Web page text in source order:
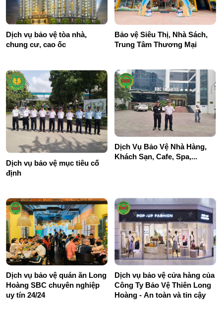
Dịch vụ bảo vệ tòa nhà,
chung cư, cao ốc
Bảo vệ Siêu Thị, Nhà Sách,
Trung Tâm Thương Mại
Dịch vụ bảo vệ mục tiêu cố
định
Dịch Vụ Bảo Vệ Nhà Hàng,
Khách Sạn, Cafe, Spa,...
Dịch vụ bảo vệ quán ăn Long
Hoàng SBC chuyên nghiệp
uy tín 24/24
Dịch vụ bảo vệ cửa hàng của
Công Ty Bảo Vệ Thiên Long
Hoàng - An toàn và tin cậy